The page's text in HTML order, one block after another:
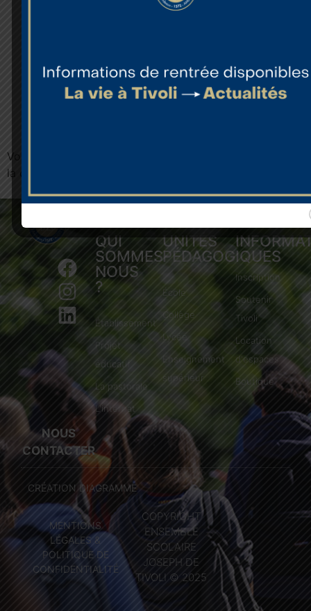
Vous pouvez
la conserver pour mieux comprendre votre bulletin.
QUI
SOMMES-
NOUS
?
Établissement
Projet
éducatif
La pastorale
L'internat
UNITÉS
PÉDAGOGIQUES
École
Collège
Lycée
Enseignement
supérieur
Inscription
Soutenir
Tivoli
Location
d'espaces
Boutique
NOUS
CONTACTER
CRÉATION DIAGRAMME
MENTIONS
LÉGALES &
POLITIQUE DE
CONFIDENTIALITÉ
COPYRIGHT
ENSEMBLE
SCOLAIRE
JOSEPH DE
TIVOLI © 2025